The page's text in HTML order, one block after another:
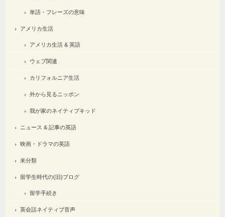
単語・フレーズの意味
アメリカ生活
アメリカ生活 & 英語
ウェブ関連
カリフォルニア生活
外から見るニッポン
我が家のネイティブキッド
ニュース & 記事の英語
映画・ドラマの英語
未分類
留学生時代の(旧)ブログ
留学手続き
英会話ネイティブ音声